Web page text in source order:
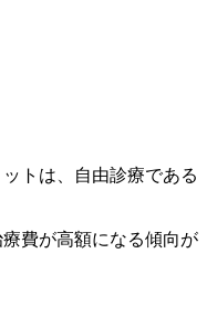
トは、自由診療である
費が高額になる傾向が